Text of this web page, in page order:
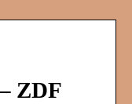
ZDF